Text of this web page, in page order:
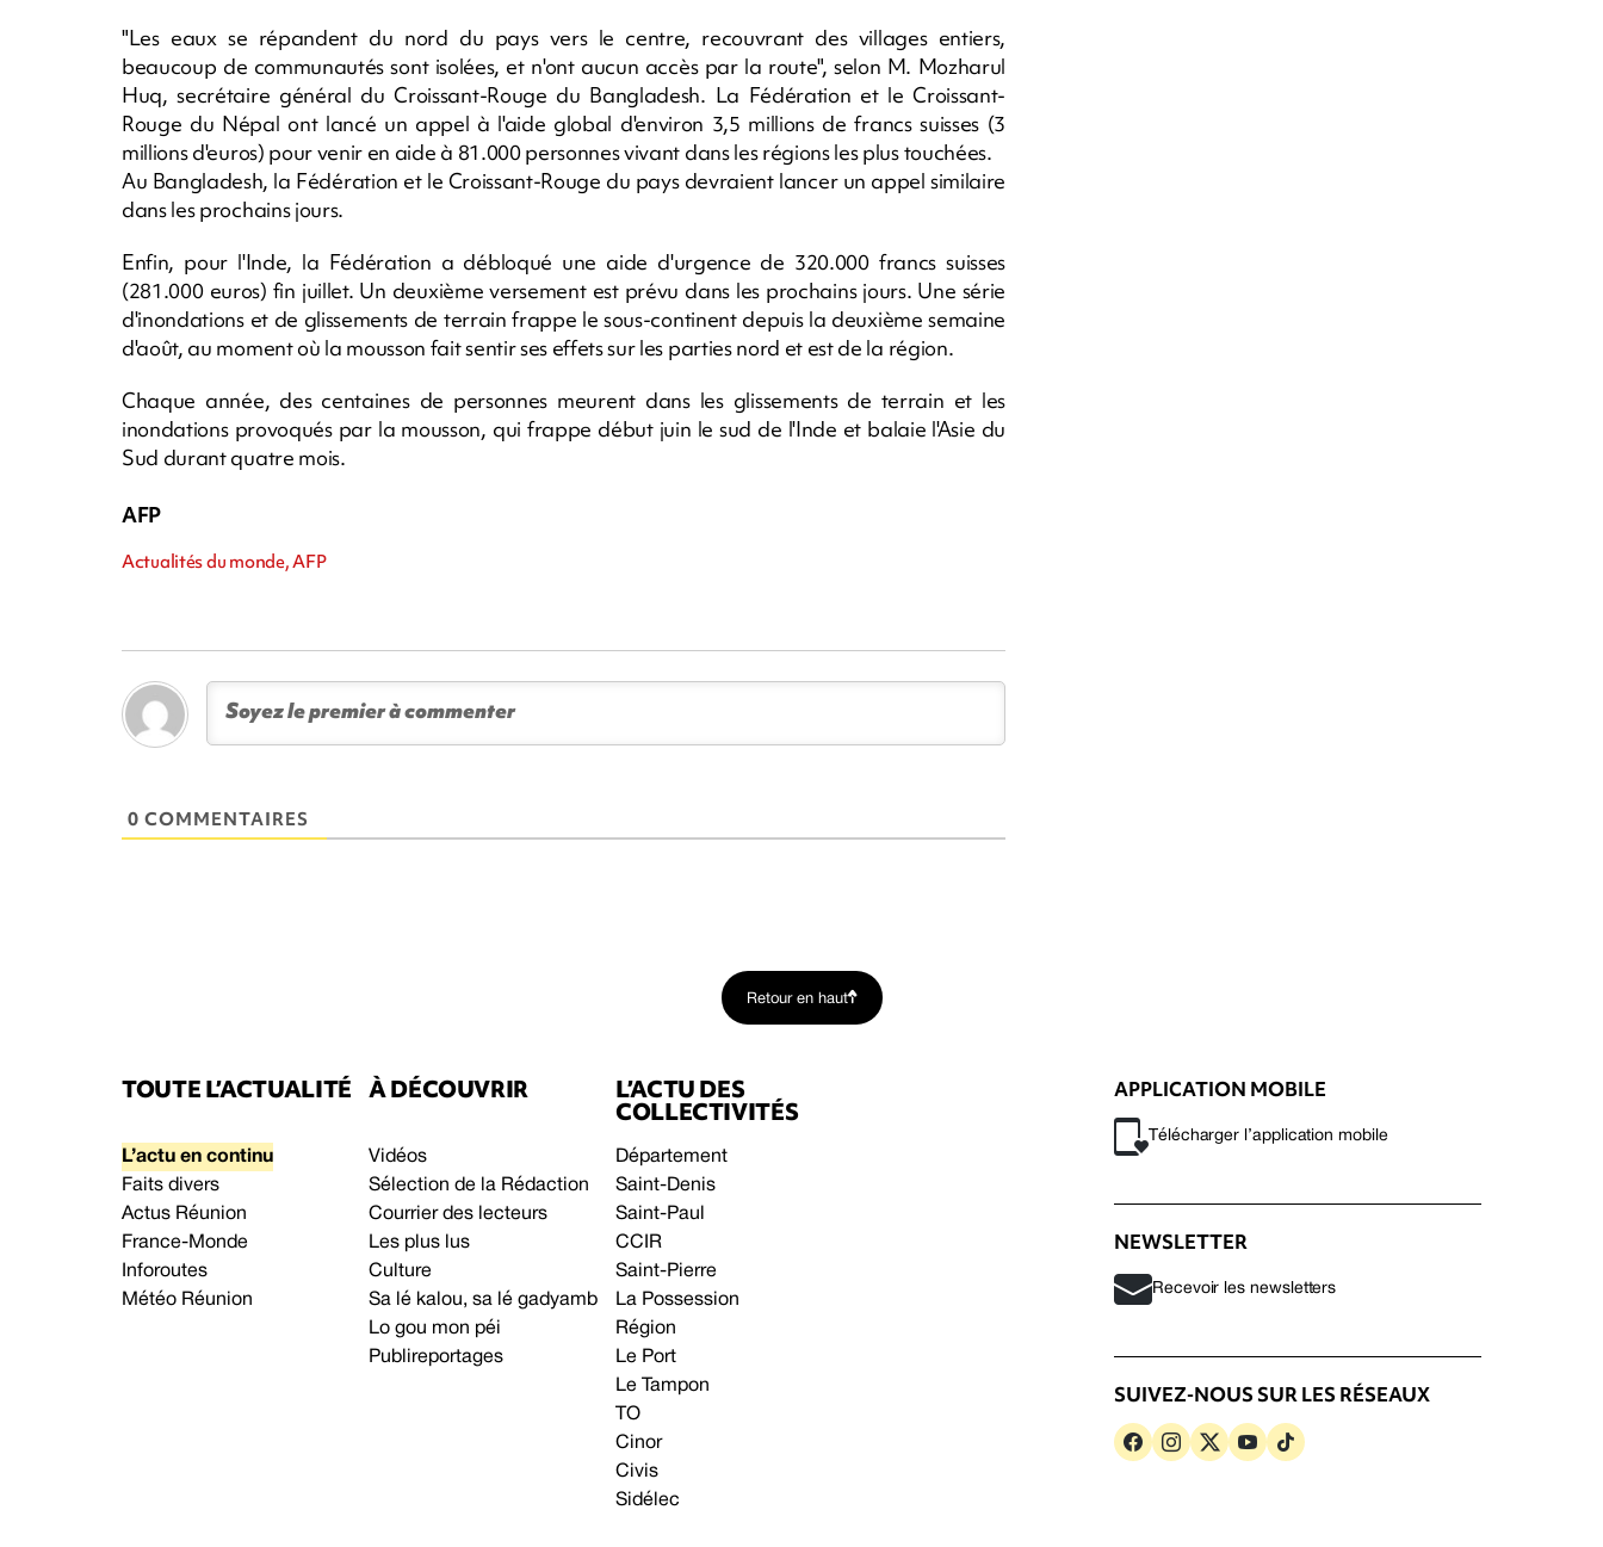
"Les eaux se répandent du nord du pays vers le centre, recouvrant des villages entiers,
beaucoup de communautés sont isolées, et n'ont aucun accès par la route", selon M. Mozharul
Huq, secrétaire général du Croissant-Rouge du Bangladesh. La Fédération et le Croissant-
Rouge du Népal ont lancé un appel à l'aide global d'environ 3,5 millions de francs suisses (3
millions d'euros) pour venir en aide à 81.000 personnes vivant dans les régions les plus touchées.
Au Bangladesh, la Fédération et le Croissant-Rouge du pays devraient lancer un appel similaire
dans les prochains jours.
Enfin, pour l'Inde, la Fédération a débloqué une aide d'urgence de 320.000 francs suisses
(281.000 euros) fin juillet. Un deuxième versement est prévu dans les prochains jours. Une série
d'inondations et de glissements de terrain frappe le sous-continent depuis la deuxième semaine
d'août, au moment où la mousson fait sentir ses effets sur les parties nord et est de la région.
Chaque année, des centaines de personnes meurent dans les glissements de terrain et les
inondations provoqués par la mousson, qui frappe début juin le sud de l'Inde et balaie l'Asie du
Sud durant quatre mois.
AFP
Actualités du monde, AFP
0 COMMENTAIRES
Retour en haut
TOUTE L’ACTUALITÉ
L’actu en continu
Faits divers
Actus Réunion
France-Monde
Inforoutes
Météo Réunion
À DÉCOUVRIR
Vidéos
Sélection de la Rédaction
Courrier des lecteurs
Les plus lus
Culture
Sa lé kalou, sa lé gadyamb
Lo gou mon péi
Publireportages
L’ACTU DES
COLLECTIVITÉS
Département
Saint-Denis
Saint-Paul
CCIR
Saint-Pierre
La Possession
Région
Le Port
Le Tampon
TO
Cinor
Civis
Sidélec
APPLICATION MOBILE
Télécharger l’application mobile
NEWSLETTER
Recevoir les newsletters
SUIVEZ-NOUS SUR LES RÉSEAUX